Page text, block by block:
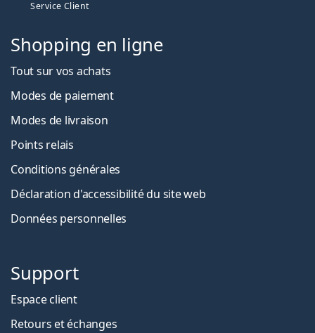
Service Client
Shopping en ligne
Tout sur vos achats
Modes de paiement
Modes de livraison
Points relais
Conditions générales
Déclaration d'accessibilité du site web
Données personnelles
Support
Espace client
Retours et échanges